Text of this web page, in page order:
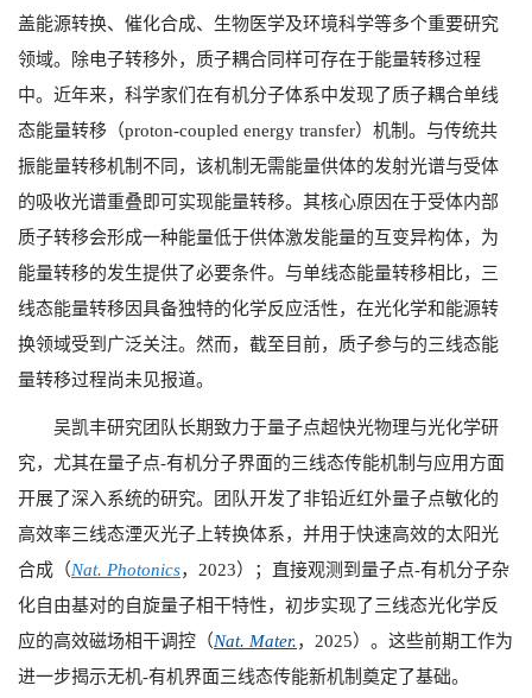
盖能源转换、催化合成、生物医学及环境科学等多个重要研究
领域。除电子转移外，质子耦合同样可存在于能量转移过程
中。近年来，科学家们在有机分子体系中发现了质子耦合单线
态能量转移（proton-coupled energy transfer）机制。与传统共
振能量转移机制不同，该机制无需能量供体的发射光谱与受体
的吸收光谱重叠即可实现能量转移。其核心原因在于受体内部
质子转移会形成一种能量低于供体激发能量的互变异构体，为
能量转移的发生提供了必要条件。与单线态能量转移相比，三
线态能量转移因具备独特的化学反应活性，在光化学和能源转
换领域受到广泛关注。然而，截至目前，质子参与的三线态能
量转移过程尚未见报道。
吴凯丰研究团队长期致力于量子点超快光物理与光化学研
究，尤其在量子点-有机分子界面的三线态传能机制与应用方面
开展了深入系统的研究。团队开发了非铅近红外量子点敏化的
高效率三线态湮灭光子上转换体系，并用于快速高效的太阳光
合成（Nat. Photonics，2023）；直接观测到量子点-有机分子杂
化自由基对的自旋量子相干特性，初步实现了三线态光化学反
应的高效磁场相干调控（Nat. Mater.，2025）。这些前期工作为
进一步揭示无机-有机界面三线态传能新机制奠定了基础。